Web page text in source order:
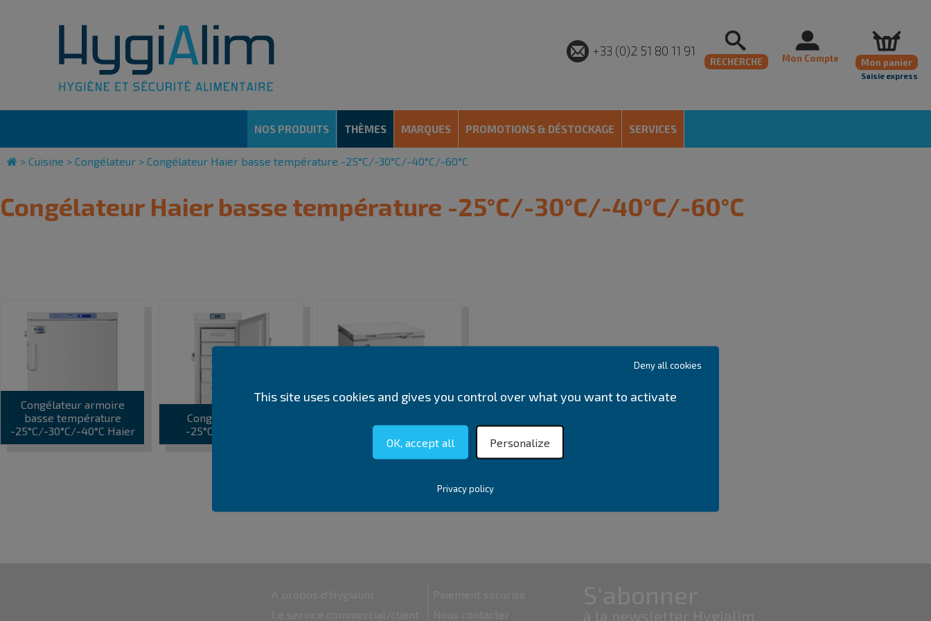
+33 (0)2 51 80 11 91
RECHERCHE Mon Compte Mon panier
Saisie express
NOS PRODUITS THÈMES MARQUES PROMOTIONS & DÉSTOCKAGE SERVICES
> Cuisine > Congélateur > Congélateur Haier basse température -25°C/-30°C/-40°C/-60°C
Congélateur Haier basse température -25°C/-30°C/-40°C/-60°C
Congélateur armoire
basse température
-25°C/-30°C/-40°C Haier
Congélateur ATEX
-25°C/-30°C Haier
Congélateur coffre basse
-60°C Haier
This site uses cookies and gives you control over what you want to activate
OK, accept all
Deny all cookies
Personalize
Privacy policy